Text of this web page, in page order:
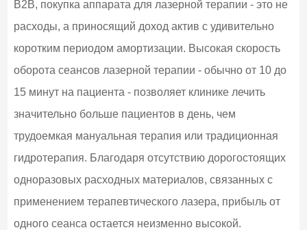
B2B, покупка аппарата для лазерной терапии - это не
расходы, а приносящий доход актив с удивительно
коротким периодом амортизации. Высокая скорость
оборота сеансов лазерной терапии - обычно от 10 до
15 минут на пациента - позволяет клинике лечить
значительно больше пациентов в день, чем
трудоемкая мануальная терапия или традиционная
гидротерапия. Благодаря отсутствию дорогостоящих
одноразовых расходных материалов, связанных с
применением терапевтического лазера, прибыль от
одного сеанса остается неизменно высокой.